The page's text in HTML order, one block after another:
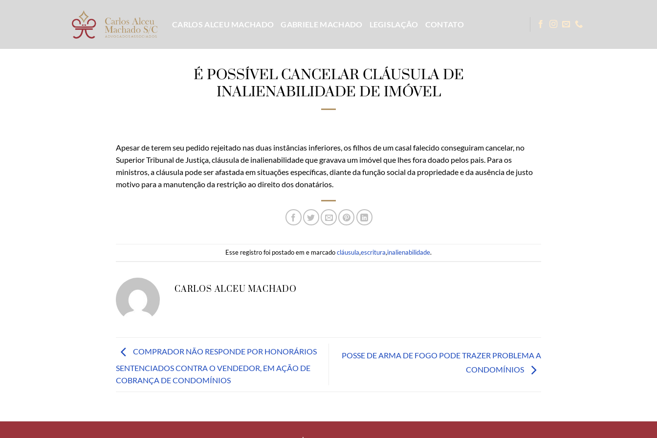
CARLOS ALCEU MACHADO GABRIELE MACHADO LEGISLAÇÃO CONTATO
É POSSÍVEL CANCELAR CLÁUSULA DE
INALIENABILIDADE DE IMÓVEL
Apesar de terem seu pedido rejeitado nas duas instâncias inferiores, os filhos de um casal falecido conseguiram cancelar, no
Superior Tribunal de Justiça, cláusula de inalienabilidade que gravava um imóvel que lhes fora doado pelos pais. Para os
ministros, a cláusula pode ser afastada em situações específicas, diante da função social da propriedade e da ausência de justo
motivo para a manutenção da restrição ao direito dos donatários.
Esse registro foi postado em e marcadocláusula,escritura,inalienabilidade.
CARLOS ALCEU MACHADO
COMPRADOR NÃO RESPONDE POR HONORÁRIOS
SENTENCIADOS CONTRA O VENDEDOR, EM AÇÃO DE
COBRANÇA DE CONDOMÍNIOS
POSSE DE ARMA DE FOGO PODE TRAZER PROBLEMA A
CONDOMÍNIOS